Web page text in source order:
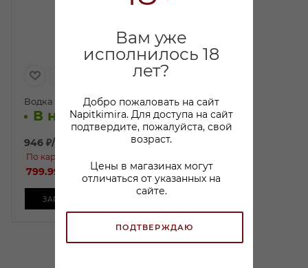
Вам уже
исполнилось 18
лет?
Добро пожаловать на сайт
Napitkimira. Для доступа на сайт
подтвердите, пожалуйста, свой
возраст.
Цены в магазинах могут
отличаться от указанных на
сайте.
ПОДТВЕРЖДАЮ
Водка Галлант 0,5л
В наличии:
946 ₽/шт
По карте:
799.99 ₽
ЗАРЕЗЕРВИРОВАТЬ